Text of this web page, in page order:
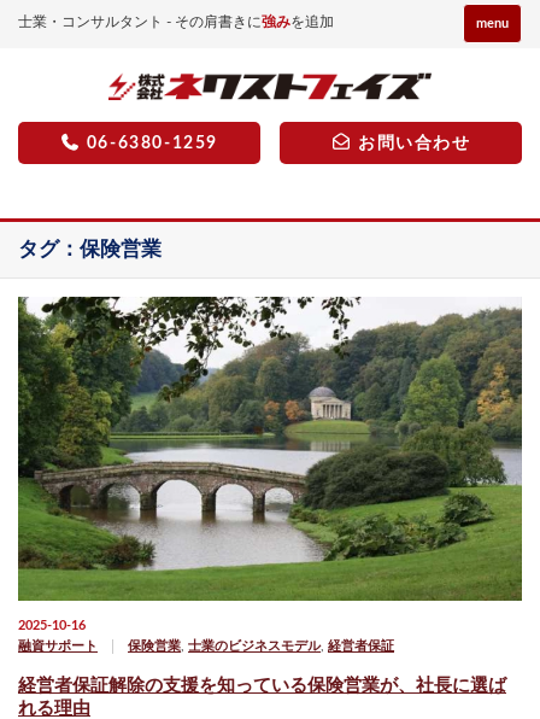
士業・コンサルタント - その肩書きに強みを追加 menu
06-6380-1259 お問い合わせ
タグ：保険営業
2025-10-16
融資サポート
保険営業 士業のビジネスモデル, 経営者保証
経営者保証解除の支援を知っている保険営業が、社長に選ば
れる理由